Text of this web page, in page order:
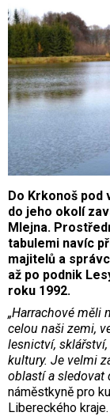
Do Krkonoš pod
do jeho okolí
Mlejna.
tabulemi navíc
majitelů a
až po podnik
roku 1992.
„Harrachové měli
celou naši zemi,
lesnictví,
kultury. Je velmi
oblastí a sledovat
náměstkyně pro
Libereckého kraje.